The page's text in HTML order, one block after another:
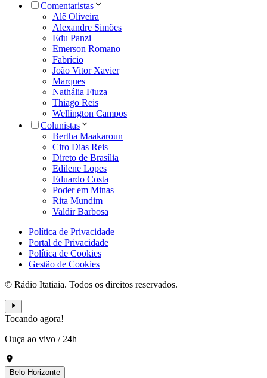
Comentaristas
Alê Oliveira
Alexandre Simões
Edu Panzi
Emerson Romano
Fabrício
João Vitor Xavier
Marques
Nathália Fiuza
Thiago Reis
Wellington Campos
Colunistas
Bertha Maakaroun
Ciro Dias Reis
Direto de Brasília
Edilene Lopes
Eduardo Costa
Poder em Minas
Rita Mundim
Valdir Barbosa
Política de Privacidade
Portal de Privacidade
Política de Cookies
Gestão de Cookies
© Rádio Itatiaia. Todos os direitos reservados.
Tocando agora!
Ouça ao vivo / 24h
Belo Horizonte